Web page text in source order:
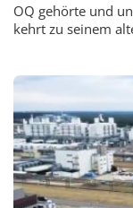
OQ gehörte und
kehrt zu seinem